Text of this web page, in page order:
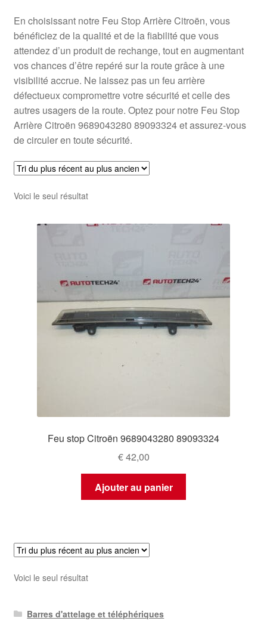
Termes et conditions
En choisissant notre Feu Stop Arrière Citroën, vous
bénéficiez de la qualité et de la fiabilité que vous
attendez d’un produit de rechange, tout en augmentant
vos chances d’être repéré sur la route grâce à une
visibilité accrue. Ne laissez pas un feu arrière
défectueux compromettre votre sécurité et celle des
autres usagers de la route. Optez pour notre Feu Stop
Arrière Citroën 9689043280 89093324 et assurez-vous
de circuler en toute sécurité.
Voici le seul résultat
Feu stop Citroën 9689043280 89093324
€42,00
Ajouter au panier
Voici le seul résultat
Barres d'attelage et téléphériques